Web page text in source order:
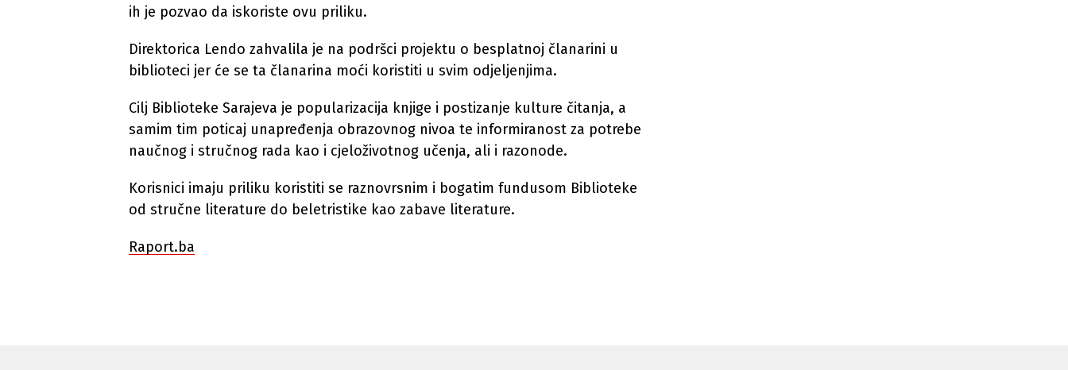
ih je pozvao da iskoriste ovu priliku.
Direktorica Lendo zahvalila je na podršci projektu o besplatnoj članarini u
biblioteci jer će se ta članarina moći koristiti u svim odjeljenjima.
Cilj Biblioteke Sarajeva je popularizacija knjige i postizanje kulture čitanja, a
samim tim poticaj unapređenja obrazovnog nivoa te informiranost za potrebe
naučnog i stručnog rada kao i cjeloživotnog učenja, ali i razonode.
Korisnici imaju priliku koristiti se raznovrsnim i bogatim fundusom Biblioteke
od stručne literature do beletristike kao zabave literature.
Raport.ba